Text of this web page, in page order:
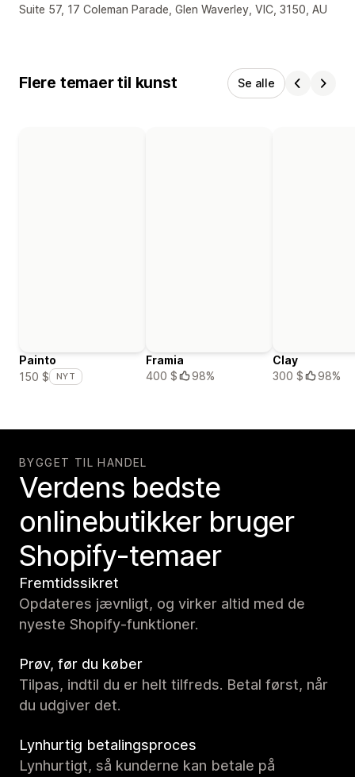
Se kontaktoplysninger
Suite 57, 17 Coleman Parade, Glen Waverley, VIC, 3150, AU
Flere temaer til kunst Se alle
Painto
150 $
NYT
Framia
400 $
98%
Clay
300 $
98%
BYGGET TIL HANDEL
Verdens bedste
onlinebutikker bruger
Shopify-temaer
Fremtidssikret
Opdateres jævnligt, og virker altid med de
nyeste Shopify-funktioner.
Prøv, før du køber
Tilpas, indtil du er helt tilfreds. Betal først, når
du udgiver det.
Lynhurtig betalingsproces
Lynhurtigt, så kunderne kan betale på